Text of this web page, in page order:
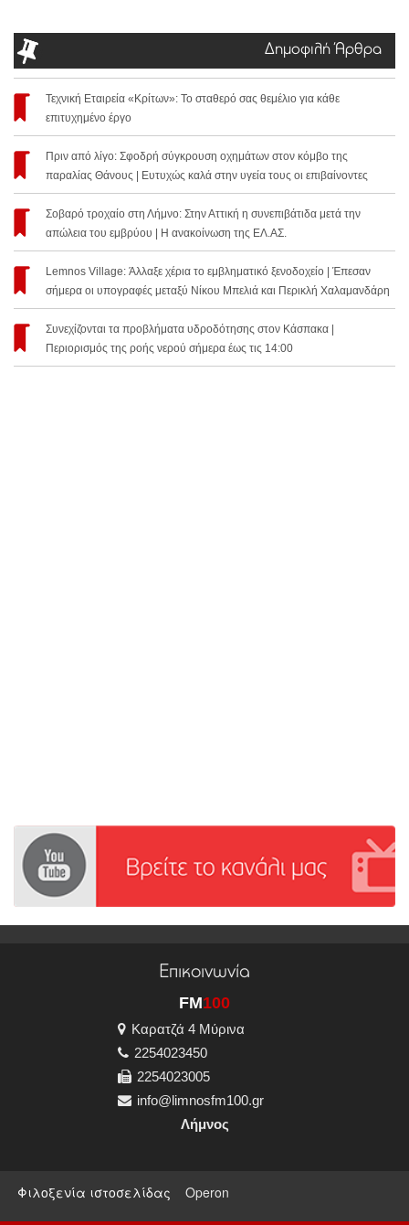
Δημοφιλή Άρθρα
Τεχνική Εταιρεία «Κρίτων»: Το σταθερό σας θεμέλιο για κάθε
επιτυχημένο έργο
Πριν από λίγο: Σφοδρή σύγκρουση οχημάτων στον κόμβο της
παραλίας Θάνους | Ευτυχώς καλά στην υγεία τους οι επιβαίνοντες
Σοβαρό τροχαίο στη Λήμνο: Στην Αττική η συνεπιβάτιδα μετά την
απώλεια του εμβρύου | Η ανακοίνωση της ΕΛ.ΑΣ.
Lemnos Village: Άλλαξε χέρια το εμβληματικό ξενοδοχείο | Έπεσαν
σήμερα οι υπογραφές μεταξύ Νίκου Μπελιά και Περικλή Χαλαμανδάρη
Συνεχίζονται τα προβλήματα υδροδότησης στον Κάσπακα |
Περιορισμός της ροής νερού σήμερα έως τις 14:00
Επικοινωνία
FM100
Καρατζά 4 Μύρινα
2254023450
2254023005
info@limnosfm100.gr
Λήμνος
Φιλοξενία ιστοσελίδας Operon